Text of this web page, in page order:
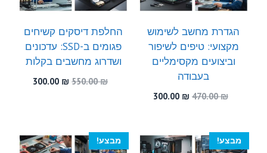
הגדרת מחשב לשימוש
מקצועי: טיפים לשיפור
וביצועים מקסימליים
בעבודה
470.00₪
המחיר
470.00 ₪.
300.00 ₪
300.00 ₪.
החלפת דיסקים קשיחים
פגומים ב-SSD: עדכונים
ושדרוג מחשבים בקלות
550.00₪
המחיר
300.00 ₪
המחיר
מבצע! מבצע!